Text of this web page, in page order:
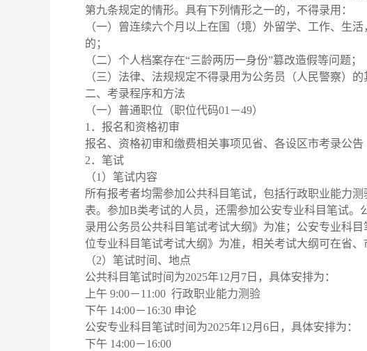
第九条规定的情形。具有下列情形之一的，不得录用：
（一）曾连续六个月以上在国（境）外留学、工作、生
的；
（二）个人档案存在“三龄两历一身份”篡改造假等问题；
（三）法律、法规规定不得录用为公务员（人民警察）的
二、考录程序和方法
（一）普通职位（职位代码01－49）
1．报名和资格初审
报名、资格初审和缴费相关事项见省、各设区市考录公告
2．笔试
（1）笔试内容
所有报考者均需参加公共科目笔试，包括行政职业能力
表。参加B类考试的人员，还需参加公安专业科目笔试。
录用公务员公共科目笔试考试大纲》为准；公安专业科
位专业科目笔试考试大纲》为准，相关考试大纲可在省、
（2）笔试时间、地点
公共科目笔试时间为2025年12月7日，具体安排为：
上午 9:00－11:00 行政职业能力测验
下午 14:00－16:30 申论
公安专业科目笔试时间为2025年12月6日，具体安排为：
下午 14:00－16:00